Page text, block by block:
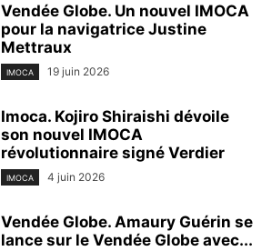
Vendée Globe. Un nouvel IMOCA
pour la navigatrice Justine
Mettraux
IMOCA 19 juin 2026
Imoca. Kojiro Shiraishi dévoile
son nouvel IMOCA
révolutionnaire signé Verdier
IMOCA 4 juin 2026
Vendée Globe. Amaury Guérin se
lance sur le Vendée Globe avec...